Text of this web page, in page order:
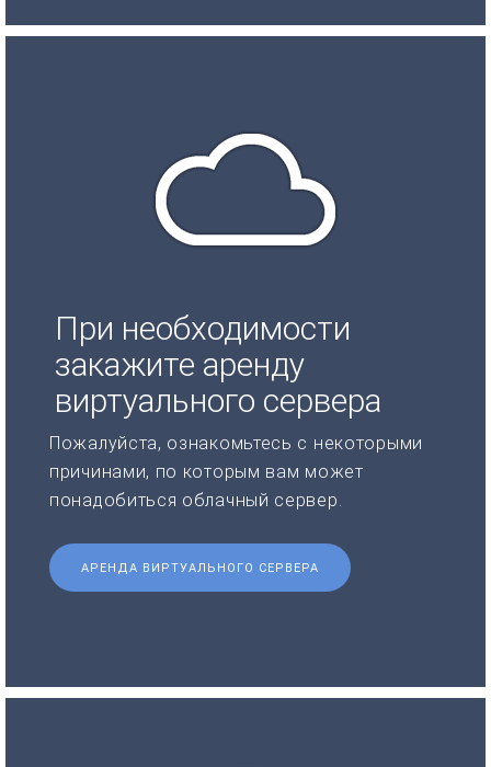
При необходимости
закажите аренду
виртуального сервера
Пожалуйста, ознакомьтесь с некоторыми
причинами, по которым вам может
понадобиться облачный сервер.
АРЕНДА ВИРТУАЛЬНОГО СЕРВЕРА